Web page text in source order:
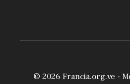
© 2026 Francia.org.ve -